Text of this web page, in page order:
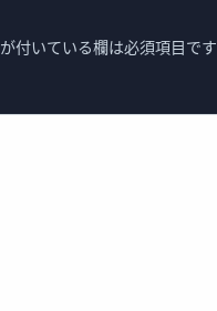
が付いている欄は必須項目です